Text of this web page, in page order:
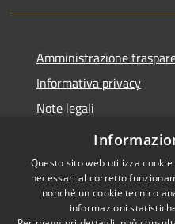
Amministrazione
Informativa privacy
Note legali
Dichiarazione di
Questo sito web utilizza
necessari al corretto
nonché un cookie tecnico
informazioni